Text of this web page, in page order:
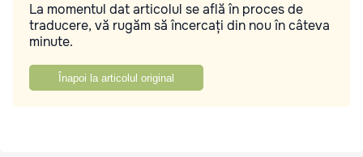
La momentul dat articolul se află în proces de
traducere, vă rugăm să încercați din nou în câteva
minute.
Înapoi la articolul original